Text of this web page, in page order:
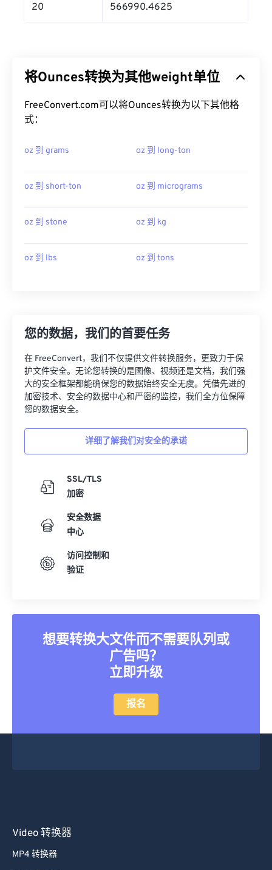
20 566990.4625
将Ounces转换为其他weight单位
FreeConvert.com可以将Ounces转换为以下其他格
式：
oz 到 grams oz 到 long-ton
oz 到 short-ton oz 到 micrograms
oz 到 stone oz 到 kg
oz 到 lbs oz 到 tons
您的数据，我们的首要任务
在 FreeConvert，我们不仅提供文件转换服务，更致力于保
护文件安全。无论您转换的是图像、视频还是文档，我们强
大的安全框架都能确保您的数据始终安全无虞。凭借先进的
加密技术、安全的数据中心和严密的监控，我们全方位保障
您的数据安全。
详细了解我们对安全的承诺
SSL/TLS
加密
安全数据
中心
访问控制和
验证
想要转换大文件而不需要队列或
广告吗？
立即升级
报名
Video 转换器
MP4 转换器